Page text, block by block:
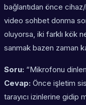
bağlantıdan önce
video sohbet donma
oluyorsa, iki farklı kök
sanmak bazen zaman
Soru: “Mikrofonu
Cevap: Önce işletim
tarayıcı izinlerine gidip